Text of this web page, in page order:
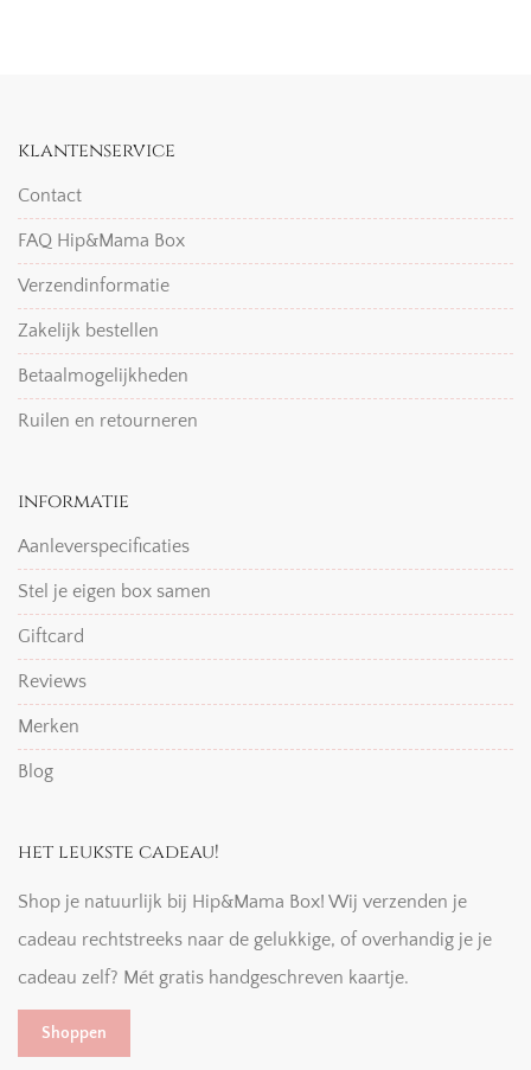
klantenservice
Contact
FAQ Hip&Mama Box
Verzendinformatie
Zakelijk bestellen
Betaalmogelijkheden
Ruilen en retourneren
informatie
Aanleverspecificaties
Stel je eigen box samen
Giftcard
Reviews
Merken
Blog
het leukste cadeau!
Shop je natuurlijk bij Hip&Mama Box! Wij verzenden je
cadeau rechtstreeks naar de gelukkige, of overhandig je je
cadeau zelf? Mét gratis handgeschreven kaartje.
Shoppen